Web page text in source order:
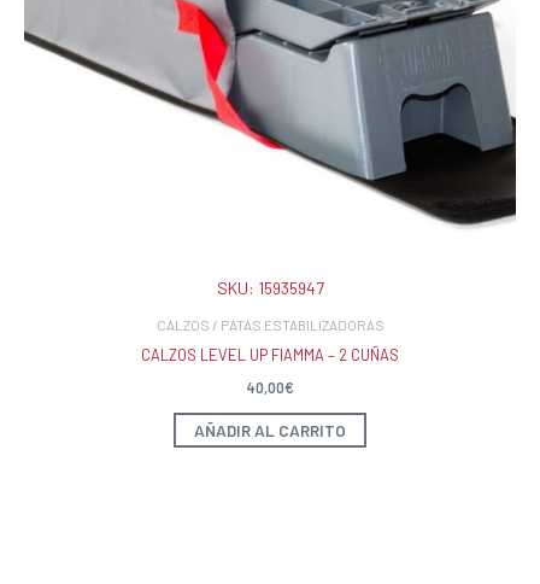
SKU: 15935947
CALZOS / PATAS ESTABILIZADORAS
CALZOS LEVEL UP FIAMMA – 2 CUÑAS
40,00€
AÑADIR AL CARRITO